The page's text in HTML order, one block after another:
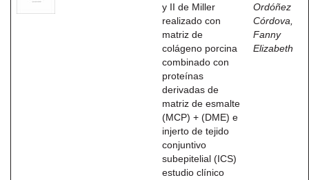
y II de Miller
realizado con
matriz de
colágeno porcina
combinado con
proteínas
derivadas de
matriz de esmalte
(MCP) + (DME) e
injerto de tejido
conjuntivo
subepitelial (ICS)
estudio clínico
Ordóñez
Córdova,
Fanny
Elizabeth